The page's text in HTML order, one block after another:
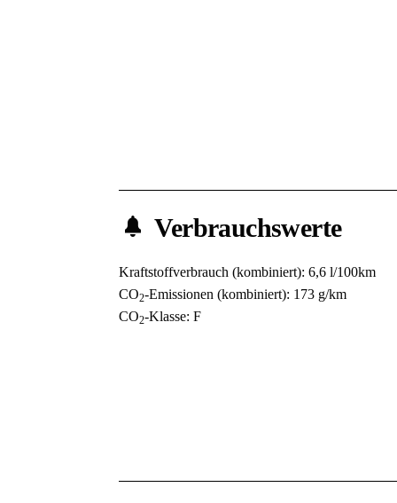
Verbrauchswerte
Kraftstoffverbrauch (kombiniert):6,6 l/100km
CO2-Emissionen (kombiniert): 173 g/km
CO2-Klasse:F